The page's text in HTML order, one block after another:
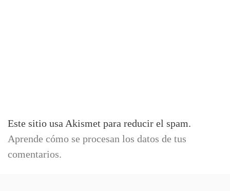
Este sitio usa Akismet para reducir el spam.
Aprende cómo se procesan los datos de tus
comentarios.